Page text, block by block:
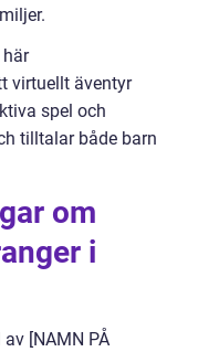
här
virtuellt äventyr
spel och
tilltalar både barn
om
i
[NAMN PÅ